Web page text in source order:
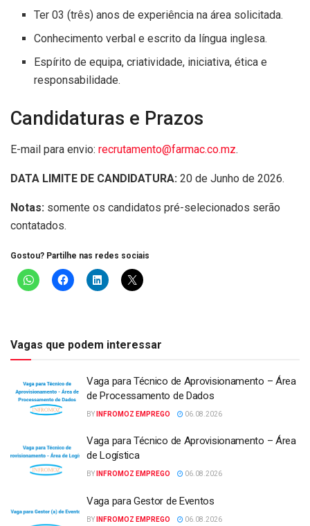
Ter 03 (três) anos de experiência na área solicitada.
Conhecimento verbal e escrito da língua inglesa.
Espírito de equipa, criatividade, iniciativa, ética e
responsabilidade.
Candidaturas e Prazos
E-mail para envio: recrutamento@farmac.co.mz.
DATA LIMITE DE CANDIDATURA: 20 de Junho de 2026.
Notas: somente os candidatos pré-selecionados serão
contatados.
Gostou? Partilhe nas redes sociais
Vagas que podem interessar
Vaga para Técnico de Aprovisionamento – Área
de Processamento de Dados
BY INFROMOZ EMPREGO 06.08.2026
Vaga para Técnico de Aprovisionamento – Área
de Logística
BY INFROMOZ EMPREGO 06.08.2026
Vaga para Gestor de Eventos
BY INFROMOZ EMPREGO 06.08.2026